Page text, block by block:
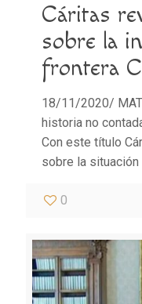
Cáritas
sobre la
frontera
18/11/2020/
historia no
Con este título
sobre la
0